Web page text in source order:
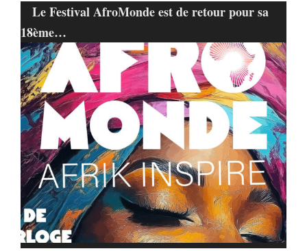
Le Festival AfroMonde est de retour pour sa
18ème…